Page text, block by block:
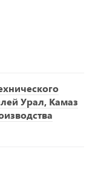
Урал, Камаз